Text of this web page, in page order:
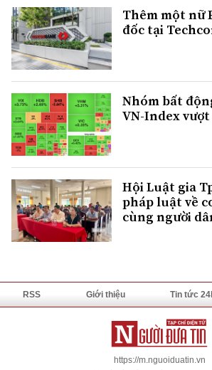
Thêm một nữ
đốc tại
Nhóm bất
VN-Index vượt
Hội Luật gia
pháp luật về
cùng người
RSS Giới thiệu Tin tức
https://m.nguoiduatin.vn